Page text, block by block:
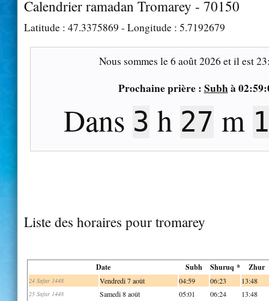
Calendrier ramadan Tromarey - 70150
Latitude : 47.3375869 - Longitude : 5.7192679
Nous sommes le6 août 2026 et il est
Prochaine prière : Subhà
Dans 3 h 27 m
Liste des horaires pour tromarey
Date Subh Shuruq * Zhur
24 Safar 1448 Vendredi 7 août 04:59 06:23 13:48
25 Safar 1448 Samedi 8 août 05:01 06:24 13:48